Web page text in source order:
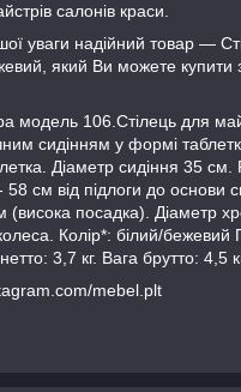
салонів краси.
уваги надійний товар —
який Ви можете купити
модель 106.Стілець для
сидінням у формі
Діаметр сидіння 35 см.
58 см від підлоги до основи
(висока посадка). Діаметр
Колір*: білий/бежевий
3,7 кг. Вага брутто: 4,5
mebel.plt